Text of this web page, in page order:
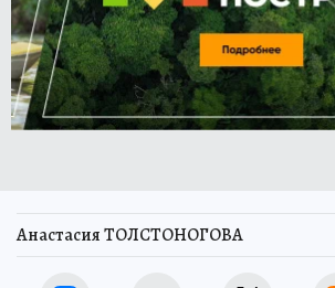
Анастасия ТОЛСТОНОГОВА